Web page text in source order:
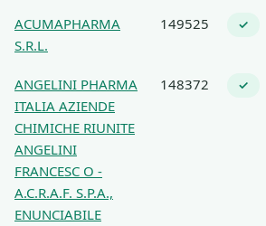
ACUMAPHARMA
S.R.L.
149525 ✓
ANGELINI PHARMA
ITALIA AZIENDE
CHIMICHE RIUNITE
ANGELINI
FRANCESC O -
A.C.R.A.F. S.P.A.,
ENUNCIABILE
148372 ✓